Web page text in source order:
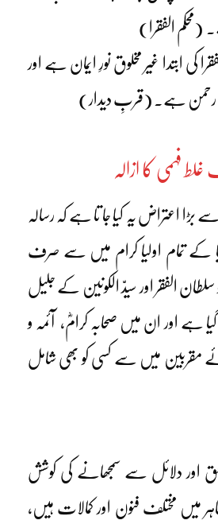
(محکم الفقرا)
کی ابتدا غیر مخلوق نورِ ایمان ہے اور
ذاتِ رحمن ہے۔ (قربِ دیدار)
فہمی کا ازالہ
اعتراض یہ کیا جا تا ہے کہ رسالہ
کے تمام اولیا کرام میں سے صرف
الفقر اور سیدّ الکونین کے جلیل
ہے اور ان میں صحابہ کرامؓ، آئمہ و
ئے مقربین میں سے کسی کو بھی شامل
اور دلائل سے سمجھانے کی کوشش
میں مختلف فنون اور کمالات ہیں،